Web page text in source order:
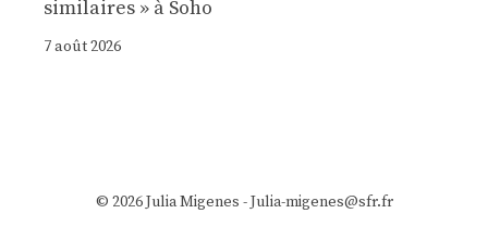
similaires » à Soho
7 août 2026
© 2026 Julia Migenes - Julia-migenes@sfr.fr